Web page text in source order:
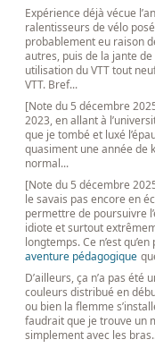
Expérience déjà vécue
ralentisseurs de vélo
probablement eu raison
autres, puis de la jante
utilisation du VTT tout
VTT. Bref...
[Note du 5 décembre
2023, en allant à
que je tombé et luxé
quasiment une année de
normal...
[Note du 5 décembre
le savais pas encore en
permettre de poursuivre
idiote et surtout
longtemps. Ce n’est
aventure pédagogique
D’ailleurs, ça n’a pas
couleurs distribué en
ou bien la flemme
faudrait que je trouve un
simplement avec les